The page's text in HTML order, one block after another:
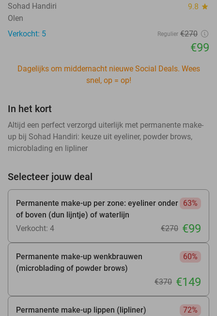
Sohad Handiri 9.8 star
Olen
Verkocht: 5
Regulier €270
€99
Dagelijks om middernacht nieuwe Social Deals. Wees
snel, op = op!
In het kort
Altijd een perfect verzorgd uiterlijk met permanente make-
up bij Sohad Handiri: keuze uit eyeliner, powder brows,
microblading en lipliner
Selecteer jouw deal
Permanente make-up per zone: eyeliner onder
of boven (dun lijntje) of waterlijn
63%
Verkocht: 4 €270 €99
Permanente make-up wenkbrauwen
(microblading of powder brows)
60%
€370 €149
Permanente make-up lippen (lipliner)
72%